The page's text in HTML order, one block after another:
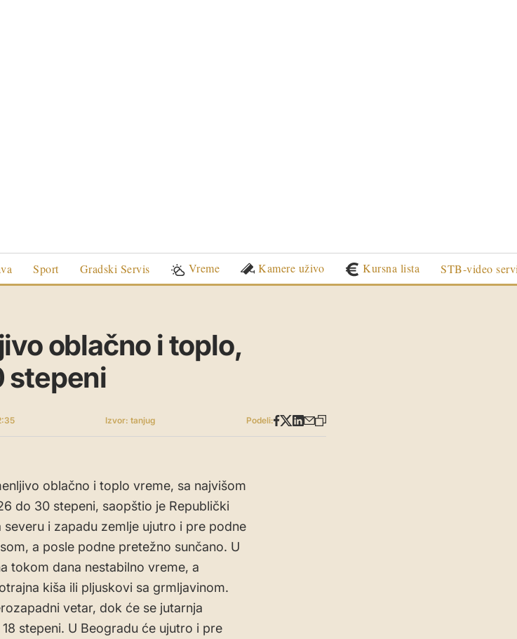
Sport Gradski Servis Vreme Kamere uživo Kursna lista STB-video
oblačno i toplo,
stepeni
Izvor: tanjug Podeli:
oblačno i toplo vreme, sa najvišom
do 30 stepeni, saopštio je Republički
i zapadu zemlje ujutro i pre podne
a posle podne pretežno sunčano. U
tokom dana nestabilno vreme, a
kiša ili pljuskovi sa grmljavinom.
vetar, dok će se jutarnja
stepeni. U Beogradu će ujutro i pre